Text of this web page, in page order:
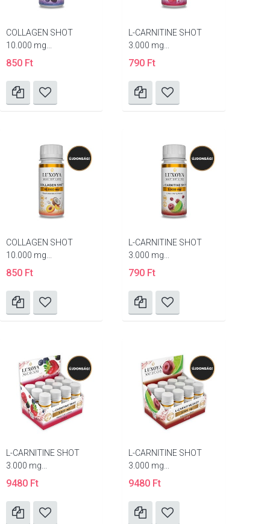
COLLAGEN SHOT
10.000 mg...
850 Ft
L-CARNITINE SHOT
3.000 mg...
790 Ft
COLLAGEN SHOT
10.000 mg...
850 Ft
L-CARNITINE SHOT
3.000 mg...
790 Ft
L-CARNITINE SHOT
3.000 mg...
9480 Ft
L-CARNITINE SHOT
3.000 mg...
9480 Ft